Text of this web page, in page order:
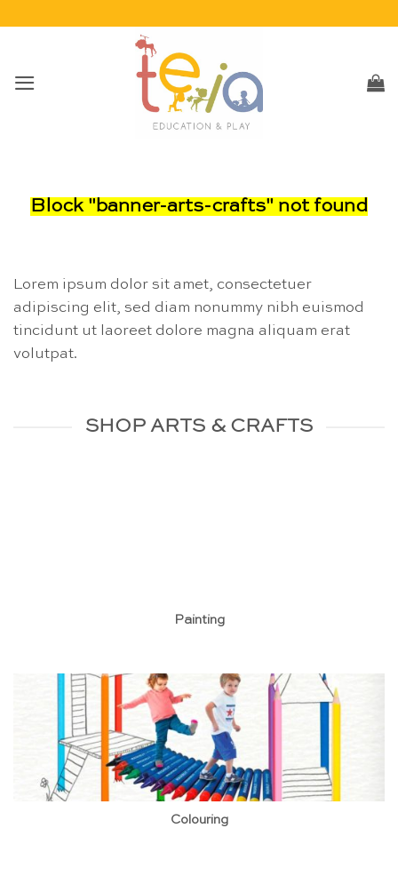
Block "banner-arts-crafts" not found
Lorem ipsum dolor sit amet, consectetuer
adipiscing elit, sed diam nonummy nibh euismod
tincidunt ut laoreet dolore magna aliquam erat
volutpat.
SHOP ARTS & CRAFTS
Painting
Colouring